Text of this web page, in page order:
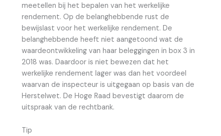
meetellen bij het bepalen van het werkelijke
rendement. Op de belanghebbende rust de
bewijslast voor het werkelijke rendement. De
belanghebbende heeft niet aangetoond wat de
waardeontwikkeling van haar beleggingen in box 3 in
2018 was. Daardoor is niet bewezen dat het
werkelijke rendement lager was dan het voordeel
waarvan de inspecteur is uitgegaan op basis van de
Herstelwet. De Hoge Raad bevestigt daarom de
uitspraak van de rechtbank.
Tip